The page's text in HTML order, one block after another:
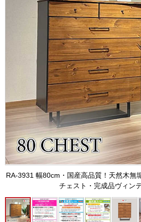
RA-3931 幅80cm・国産高品質！天然木無
チェスト・完成品ヴィン